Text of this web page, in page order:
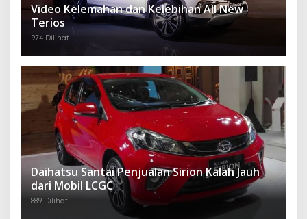
Video Kelemahan dan Kelebihan All New
Terios
974 Dilihat
Daihatsu Santai Penjualan Sirion Kalah Jauh
dari Mobil LCGC
889 Dilihat